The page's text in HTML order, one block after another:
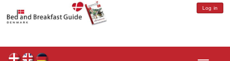
Log in